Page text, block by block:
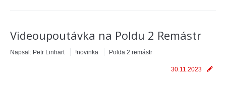
Videoupoutávka na Poldu 2 Remástr
Napsal: Petr Linhart !novinka Polda 2 remástr
30.11.2023